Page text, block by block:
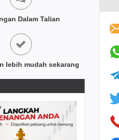
Dalam Talian
lebih mudah sekarang